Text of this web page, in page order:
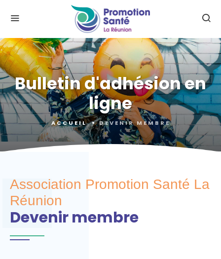
Bulletin d'adhésion en
ligne
ACCUEIL DEVENIR MEMBRE
Association Promotion Santé La
Réunion
Devenir membre